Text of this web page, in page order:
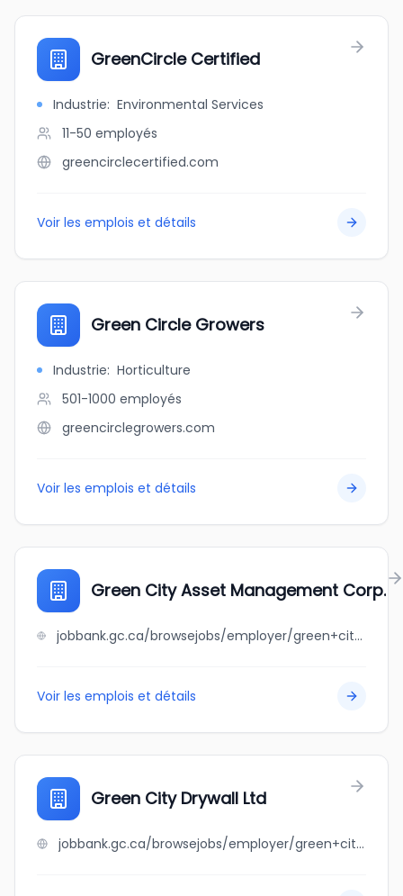
GreenCircle Certified
Industrie: Environmental Services
11-50 employés
greencirclecertified.com
Voir les emplois et détails
Green Circle Growers
Industrie: Horticulture
501-1000 employés
greencirclegrowers.com
Voir les emplois et détails
Green City Asset Management Corp.
jobbank.gc.ca/browsejobs/employer/green+city+asset+management+corp./ca
Voir les emplois et détails
Green City Drywall Ltd
jobbank.gc.ca/browsejobs/employer/green+city+drywall+ltd/ca